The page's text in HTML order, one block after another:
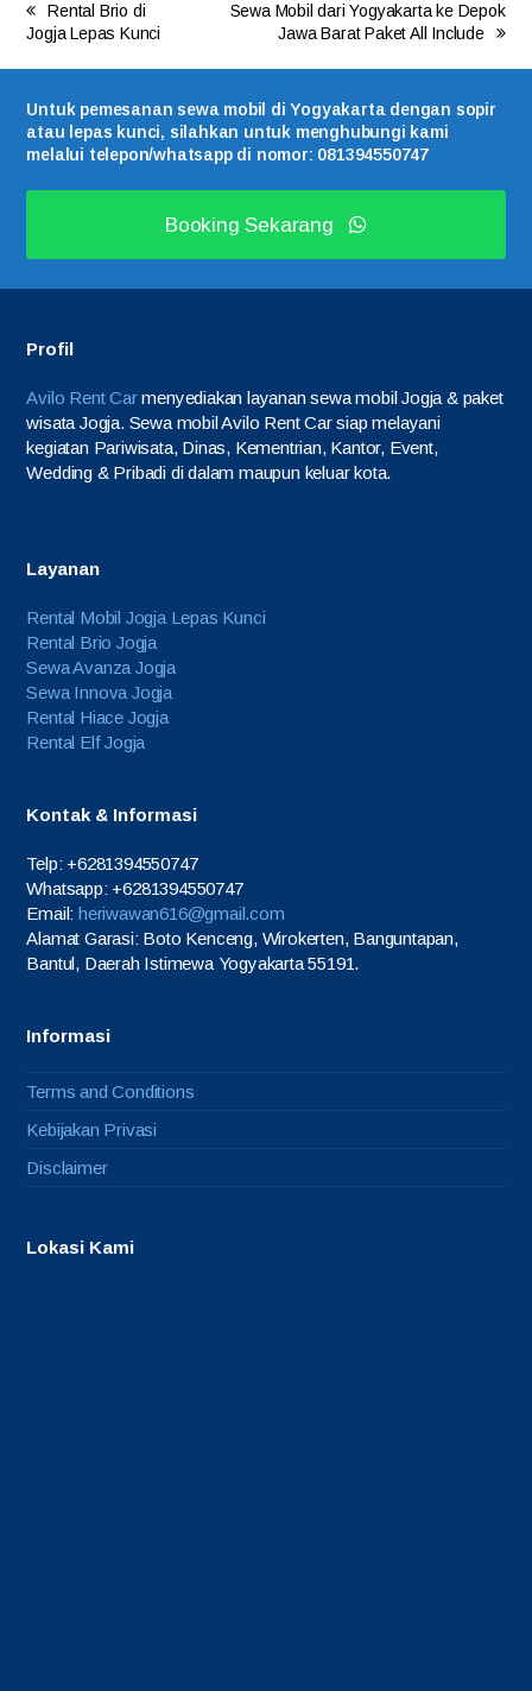
Rental Brio di
Jogja Lepas Kunci
Sewa Mobil dari Yogyakarta ke Depok
Jawa Barat Paket All Include
Untuk pemesanan sewa mobil di Yogyakarta dengan sopir
atau lepas kunci, silahkan untuk menghubungi kami
melalui telepon/whatsapp di nomor: 081394550747
Booking Sekarang
Profil
Avilo Rent Carmenyediakan layanan sewa mobil Jogja & paket
wisata Jogja. Sewa mobil Avilo Rent Car siap melayani
kegiatan Pariwisata, Dinas, Kementrian, Kantor, Event,
Wedding & Pribadi di dalam maupun keluar kota.
Layanan
Rental Mobil Jogja Lepas Kunci
Rental Brio Jogja
Sewa Avanza Jogja
Sewa Innova Jogja
Rental Hiace Jogja
Rental Elf Jogja
Kontak & Informasi
Telp: +6281394550747
Whatsapp: +6281394550747
Email:heriwawan616@gmail.com
Alamat Garasi: Boto Kenceng, Wirokerten, Banguntapan,
Bantul, Daerah Istimewa Yogyakarta 55191.
Informasi
Terms and Conditions
Kebijakan Privasi
Disclaimer
Lokasi Kami